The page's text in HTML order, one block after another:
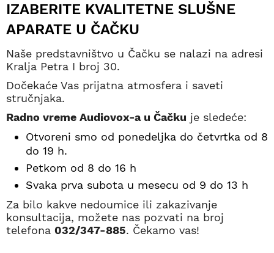
IZABERITE KVALITETNE SLUŠNE
APARATE U ČAČKU
Naše predstavništvo u Čačku se nalazi na adresi
Kralja Petra I broj 30.
Dočekaće Vas prijatna atmosfera i saveti
stručnjaka.
Radno vreme Audiovox-a u Čačku je sledeće:
Otvoreni smo od ponedeljka do četvrtka od 8
do 19 h.
Petkom od 8 do 16 h
Svaka prva subota u mesecu od 9 do 13 h
Za bilo kakve nedoumice ili zakazivanje
konsultacija, možete nas pozvati na broj
telefona 032/347-885. Čekamo vas!